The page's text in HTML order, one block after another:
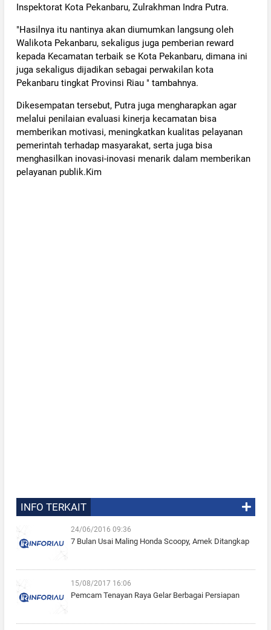
Inspektorat Kota Pekanbaru, Zulrakhman Indra Putra.
"Hasilnya itu nantinya akan diumumkan langsung oleh
Walikota Pekanbaru, sekaligus juga pemberian reward
kepada Kecamatan terbaik se Kota Pekanbaru, dimana ini
juga sekaligus dijadikan sebagai perwakilan kota
Pekanbaru tingkat Provinsi Riau " tambahnya.
Dikesempatan tersebut, Putra juga mengharapkan agar
melalui penilaian evaluasi kinerja kecamatan bisa
memberikan motivasi, meningkatkan kualitas pelayanan
pemerintah terhadap masyarakat, serta juga bisa
menghasilkan inovasi-inovasi menarik dalam memberikan
pelayanan publik.Kim
INFO TERKAIT
24/06/2016 09:36
7 Bulan Usai Maling Honda Scoopy, Amek Ditangkap
15/08/2017 16:06
Pemcam Tenayan Raya Gelar Berbagai Persiapan